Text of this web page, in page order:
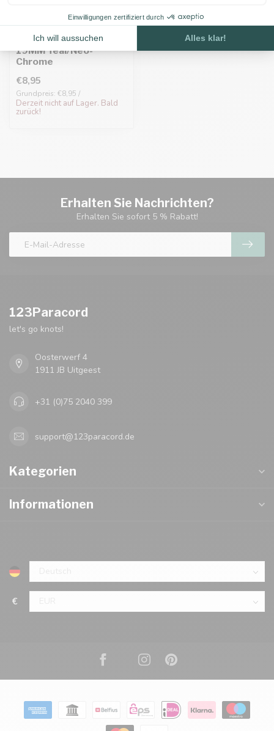
Biothane adapter
19MM Teal/Neo-
Chrome
€8,95
Grundpreis: €8,95 /
Derzeit nicht auf Lager. Bald
zurück!
Erhalten Sie Nachrichten?
Erhalten Sie sofort 5 % Rabatt!
123Paracord
let's go knots!
Oosterwerf 4
1911 JB Uitgeest
+31 (0)75 2040 399
support@123paracord.de
Kategorien
Informationen
€